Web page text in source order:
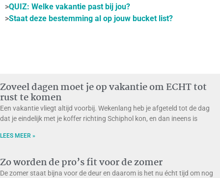
>QUIZ: Welke vakantie past bij jou?
>Staat deze bestemming al op jouw bucket list?
Zoveel dagen moet je op vakantie om ECHT tot
rust te komen
Een vakantie vliegt altijd voorbij. Wekenlang heb je afgeteld tot de dag
dat je eindelijk met je koffer richting Schiphol kon, en dan ineens is
LEES MEER »
Zo worden de pro’s fit voor de zomer
De zomer staat bijna voor de deur en daarom is het nu écht tijd om nog